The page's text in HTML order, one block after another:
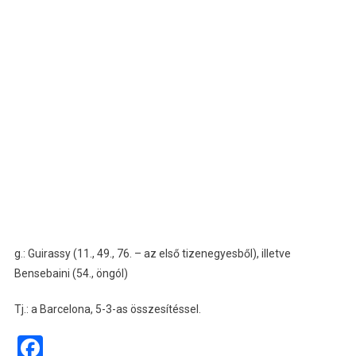
g.: Guirassy (11., 49., 76. – az első tizenegyesből), illetve
Bensebaini (54., öngól)
Tj.: a Barcelona, 5-3-as összesítéssel.
Facebook